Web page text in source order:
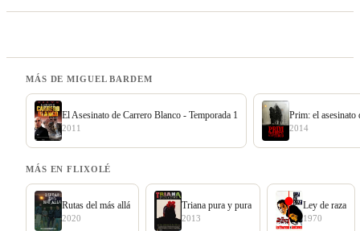
MÁS DE MIGUEL BARDEM
El Asesinato de Carrero Blanco - Temporada 1
2011
Prim: el asesinato
2014
MÁS EN FLIXOLÉ
Rutas del más allá
2020
Triana pura y pura
2013
Ley de raza
1970